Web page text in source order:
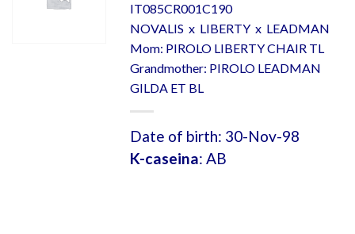
IT085CR001C190
NOVALIS x LIBERTY x LEADMAN
Mom: PIROLO LIBERTY CHAIR TL
Grandmother: PIROLO LEADMAN
GILDA ET BL
Date of birth: 30-Nov-98
K-caseina: AB